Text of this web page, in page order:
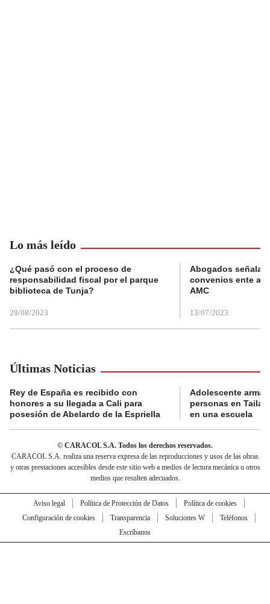
Lo más leído
¿Qué pasó con el proceso de
responsabilidad fiscal por el parque
biblioteca de Tunja?
29/08/2023
Abogados
convenios ente
AMC
13/07/2023
Últimas Noticias
Rey de España es recibido con
honores a su llegada a Cali para
posesión de Abelardo de la Espriella
Adolescente
personas en
en una escuela
© CARACOL S.A. Todos los derechos reservados.
CARACOL S.A. realiza una reserva expresa de las reproducciones y usos de las obras
y otras prestaciones accesibles desde este sitio web a medios de lectura mecánica u otros
medios que resulten adecuados.
Aviso legal Política de Protección de Datos
Política de cookies
Configuración de cookies
Transparencia Soluciones W
Teléfonos
Escríbanos